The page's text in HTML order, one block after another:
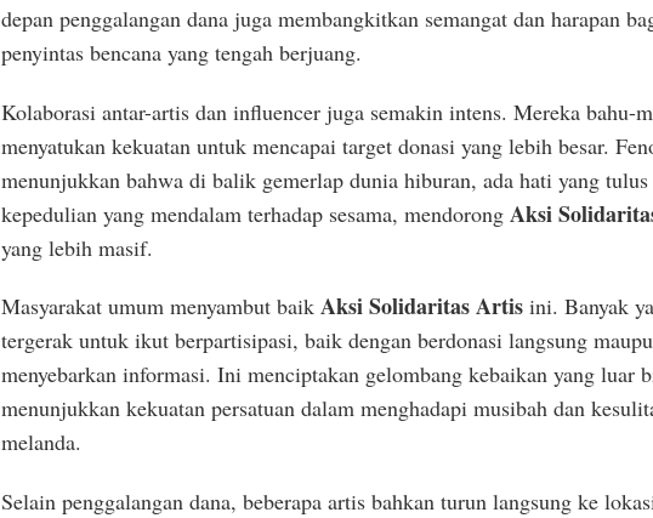
depan penggalangan dana juga membangkitkan semangat dan harapan
penyintas bencana yang tengah berjuang.
Kolaborasi antar-artis dan influencer juga semakin intens. Mereka bahu-
menyatukan kekuatan untuk mencapai target donasi yang lebih besar.
menunjukkan bahwa di balik gemerlap dunia hiburan, ada hati yang tulus
kepedulian yang mendalam terhadap sesama, mendorong Aksi
yang lebih masif.
Masyarakat umum menyambut baik Aksi Solidaritas Artisini. Banyak
tergerak untuk ikut berpartisipasi, baik dengan berdonasi langsung
menyebarkan informasi. Ini menciptakan gelombang kebaikan yang luar
menunjukkan kekuatan persatuan dalam menghadapi musibah dan
melanda.
Selain penggalangan dana, beberapa artis bahkan turun langsung ke